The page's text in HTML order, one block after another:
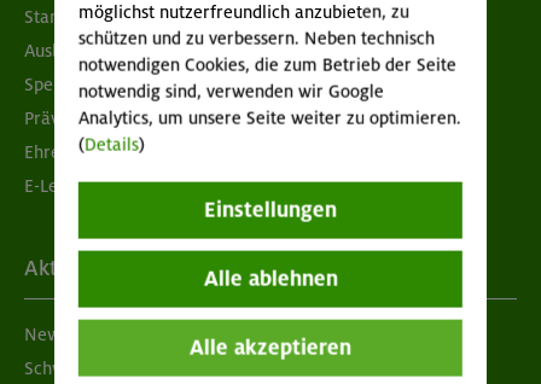
Standorte
Ausbildung & Jobs
Spenden
Prävention sexualisierter Gewalt
Ehrenamtsbörse
E-Learning
Aktuelles
Newsletter
Schwarzes Brett
möglichst nutzerfreundlich anzubieten, zu
schützen und zu verbessern. Neben technisch
notwendigen Cookies, die zum Betrieb der Seite
notwendig sind, verwenden wir Google
Analytics, um unsere Seite weiter zu optimieren.
(Details)
Einstellungen
Alle ablehnen
Alle akzeptieren